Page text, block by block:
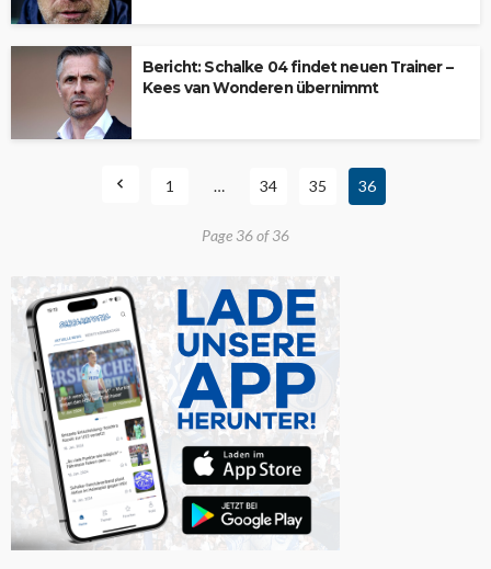
Bericht: Schalke 04 findet neuen Trainer –
Kees van Wonderen übernimmt
1 … 34 35 36
Page 36 of 36